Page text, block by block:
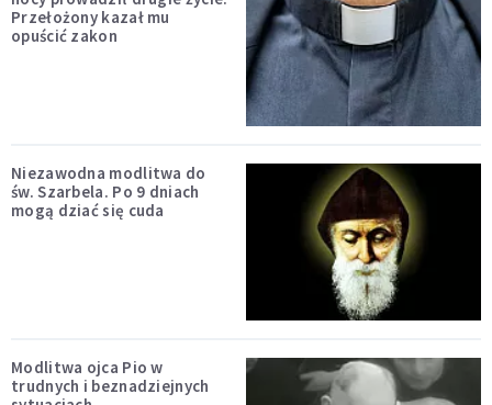
Przełożony kazał mu
opuścić zakon
Niezawodna modlitwa do
św. Szarbela. Po 9 dniach
mogą dziać się cuda
Modlitwa ojca Pio w
trudnych i beznadziejnych